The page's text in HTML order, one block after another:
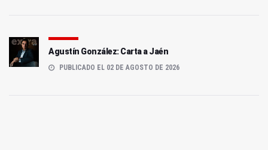
Agustín González: Carta a Jaén
PUBLICADO EL 02 DE AGOSTO DE 2026